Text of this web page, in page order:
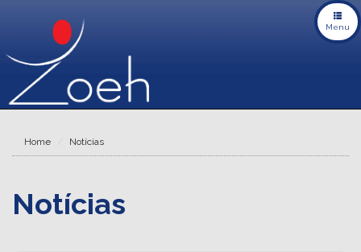
T
o
Menu
Home Notícias
Notícias